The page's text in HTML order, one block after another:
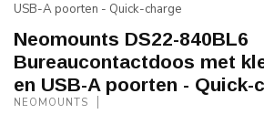
USB-A poorten - Quick-charge
Neomounts DS22-840BL6
Bureaucontactdoos met
en USB-A poorten - Quick-
NEOMOUNTS